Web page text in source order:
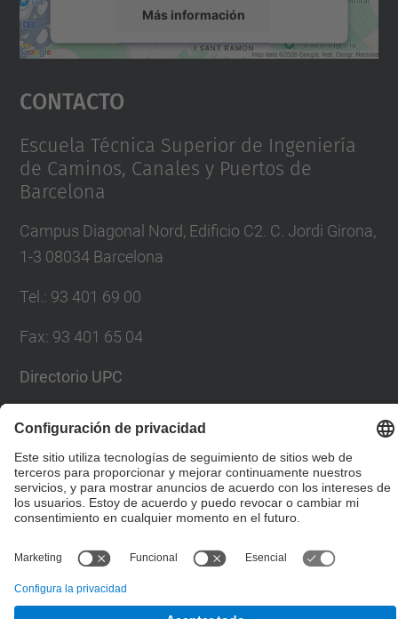
Más información
Aceptar
powered by
Contacto
Escuela Técnica Superior de Ingeniería
de Caminos, Canales y Puertos de
Barcelona
Campus Diagonal Nord, Edificio C2. C. Jordi Girona,
1-3 08034 Barcelona
Tel. : 93 401 69 00
Fax: 93 401 65 04
Directorio UPC
© UPCEscuela Técnica Superior de Ingenieros de Caminos,
Desarrollado con